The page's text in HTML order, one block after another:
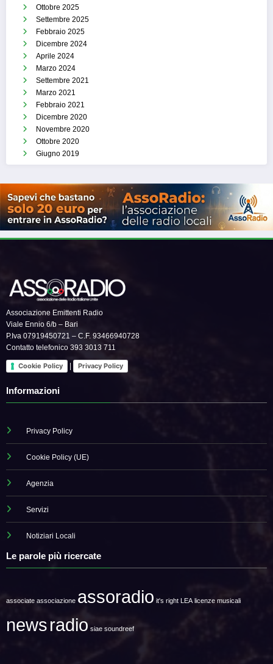
Ottobre 2025
Settembre 2025
Febbraio 2025
Dicembre 2024
Aprile 2024
Marzo 2024
Settembre 2021
Marzo 2021
Febbraio 2021
Dicembre 2020
Novembre 2020
Ottobre 2020
Giugno 2019
Associazione Emittenti Radio
Viale Ennio 6/b – Bari
P.Iva 07919450721 – C.F. 93466940728
Contatto telefonico 393 3013 711
Cookie Policy | Privacy Policy
Informazioni
Privacy Policy
Cookie Policy (UE)
Agenzia
Servizi
Notiziari Locali
Le parole più ricercate
associate associazione assoradio it's right LEA licenze musicali
newsradio siae soundreef